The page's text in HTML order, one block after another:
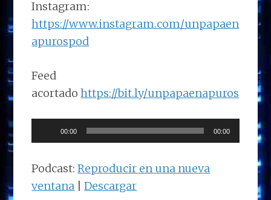
Instagram:
https://www.instagram.com/unpapaen
apurospod
Feed
acortadohttps://bit.ly/unpapaenapuros
Reproductor
de
audio
00:00 00:00
Podcast:Reproducir en una nueva
ventana |Descargar